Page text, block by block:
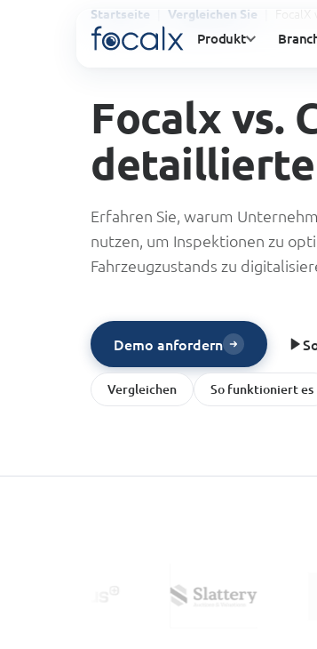
Produkt
Startseite Vergleichen Sie FocalX
Focalx vs.
Erfahren Sie, warum
nutzen, um Inspektionen zu
Fahrzeugzustands zu
Demo anfordern
Vergleichen So funktioniert es